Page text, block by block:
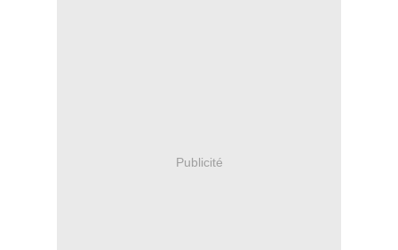
Publicité